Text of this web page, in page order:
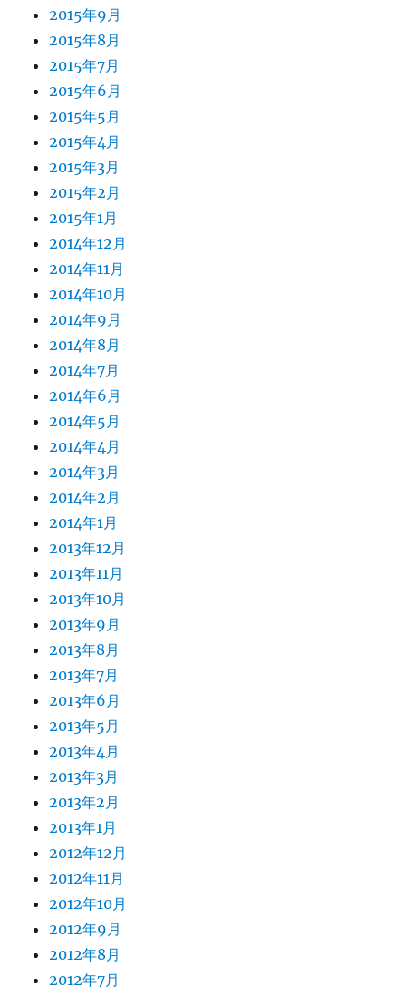
2015年9月
2015年8月
2015年7月
2015年6月
2015年5月
2015年4月
2015年3月
2015年2月
2015年1月
2014年12月
2014年11月
2014年10月
2014年9月
2014年8月
2014年7月
2014年6月
2014年5月
2014年4月
2014年3月
2014年2月
2014年1月
2013年12月
2013年11月
2013年10月
2013年9月
2013年8月
2013年7月
2013年6月
2013年5月
2013年4月
2013年3月
2013年2月
2013年1月
2012年12月
2012年11月
2012年10月
2012年9月
2012年8月
2012年7月